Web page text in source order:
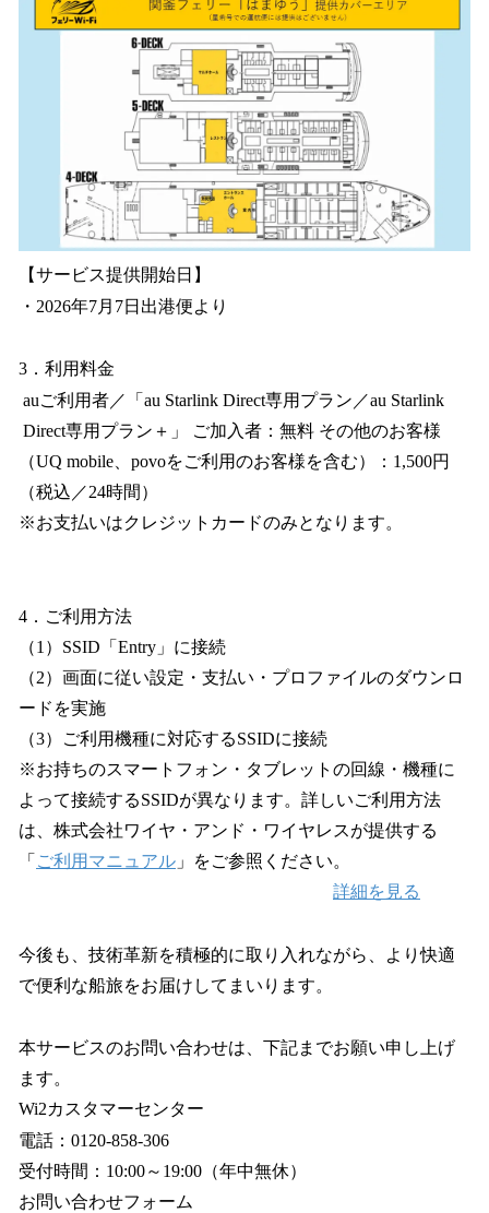
【サービス提供開始日】
・2026年7月7日出港便より
3．利用料金
auご利用者／「au Starlink Direct専用プラン／au Starlink
Direct専用プラン＋」 ご加入者：無料 その他のお客様
（UQ mobile、povoをご利用のお客様を含む）：1,500円
（税込／24時間）
※お支払いはクレジットカードのみとなります。
4．ご利用方法
（1）SSID「Entry」に接続
（2）画面に従い設定・支払い・プロファイルのダウンロ
ードを実施
（3）ご利用機種に対応するSSIDに接続
※お持ちのスマートフォン・タブレットの回線・機種に
よって接続するSSIDが異なります。詳しいご利用方法
は、株式会社ワイヤ・アンド・ワイヤレスが提供する
「 ご利用マニュアル 」をご参照ください。
詳細を見る
今後も、技術革新を積極的に取り入れながら、より快適
で便利な船旅をお届けしてまいります。
本サービスのお問い合わせは、下記までお願い申し上げ
ます。
Wi2カスタマーセンター
電話：0120-858-306
受付時間：10:00～19:00（年中無休）
お問い合わせフォーム